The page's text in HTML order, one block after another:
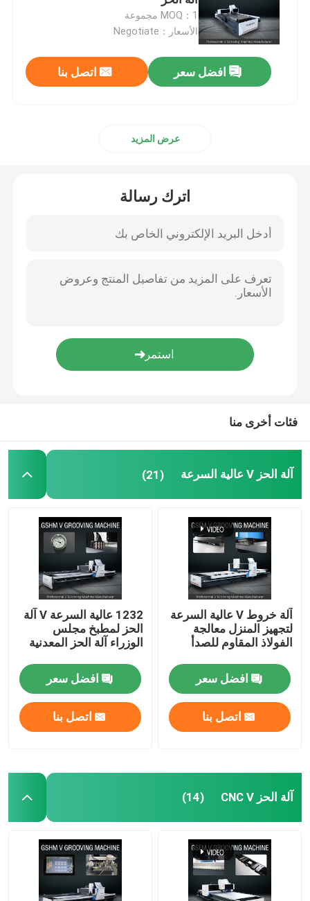
آلة الحز الصفائح المعدنية
آلة V Groover
آلة القطع CNC V
MOQ：1 مجموعة
الأسعار：Negotiate
افضل سعر اتصل بنا
عرض المزيد
اترك رسالة
فئات أخرى منا
آلة الحز V عالية السرعة (21)
آلة خروط V عالية السرعة
لتجهيز المنزل معالجة
الفولاذ المقاوم للصدأ
افضل سعر
اتصل بنا
1232 عالية السرعة V آلة
الحز لمطبخ مجلس
الوزراء آلة الحز المعدنية
افضل سعر
اتصل بنا
آلة الحز CNC V (14)